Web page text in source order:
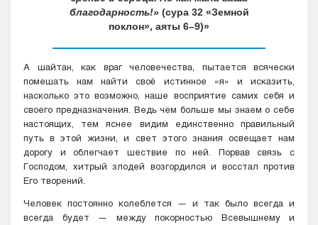
благодарность!»(сура 32 «Земной
поклон», аяты 6–9)
А шайтан, как враг человечества, пытается всячески
помешать нам найти своё истинное «я» и исказить,
насколько это возможно, наше восприятие самих себя и
своего предназначения. Ведь чем больше мы знаем о себе
настоящих, тем яснее видим единственно правильный
путь в этой жизни, и свет этого знания освещает нам
дорогу и облегчает шествие по ней. Порвав связь с
Господом, хитрый злодей возгордился и восстал против
Его творений.
Человек постоянно колеблется — и так было всегда и
всегда будет — между покорностью Всевышнему и